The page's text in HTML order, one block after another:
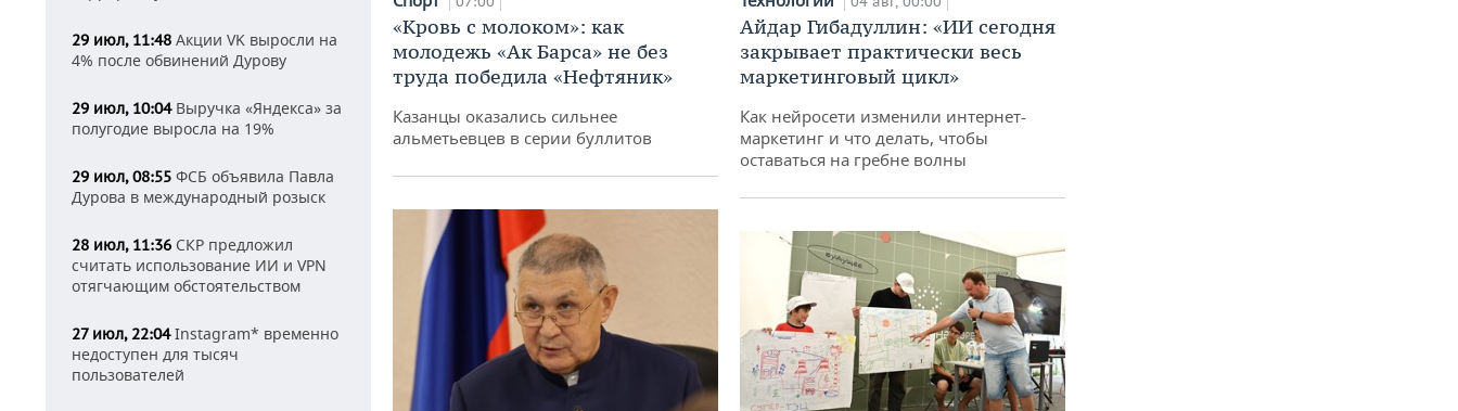
29 июл, 11:48 Акции VK выросли на
4% после обвинений Дурову
29 июл, 10:04Выручка «Яндекса» за
полугодие выросла на 19%
29 июл, 08:55 ФСБ объявила Павла
Дурова в международный розыск
28 июл, 11:36 СКР предложил
считать использование ИИ и VPN
отягчающим обстоятельством
27 июл, 22:04Instagram* временно
недоступен для тысяч
пользователей
«Кровь с молоком»: как
молодежь «Ак Барса» не без
труда победила «Нефтяник»
Казанцы оказались сильнее
альметьевцев в серии буллитов
Айдар Гибадуллин: «ИИ сегодня
закрывает практически весь
маркетинговый цикл»
Как нейросети изменили интернет-
маркетинг и что делать, чтобы
оставаться на гребне волны